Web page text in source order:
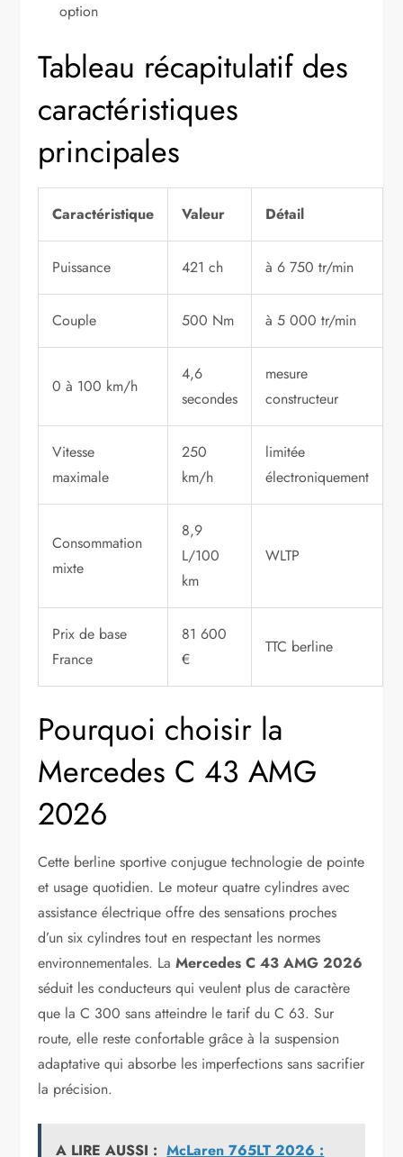
option
Tableau récapitulatif des
caractéristiques
principales
Caractéristique Valeur Détail
Puissance 421 ch à 6 750 tr/min
Couple 500 Nm à 5 000 tr/min
0 à 100 km/h
4,6
secondes
mesure
constructeur
Vitesse
maximale
250
km/h
limitée
électroniquement
Consommation
mixte
8,9
L/100
km
WLTP
Prix de base
France
81 600
€
TTC berline
Pourquoi choisir la
Mercedes C 43 AMG
2026
Cette berline sportive conjugue technologie de pointe
et usage quotidien. Le moteur quatre cylindres avec
assistance électrique offre des sensations proches
d’un six cylindres tout en respectant les normes
environnementales. LaMercedes C 43 AMG 2026
séduit les conducteurs qui veulent plus de caractère
que la C 300 sans atteindre le tarif du C 63. Sur
route, elle reste confortable grâce à la suspension
adaptative qui absorbe les imperfections sans sacrifier
la précision.
A LIRE AUSSI : McLaren 765LT 2026 :